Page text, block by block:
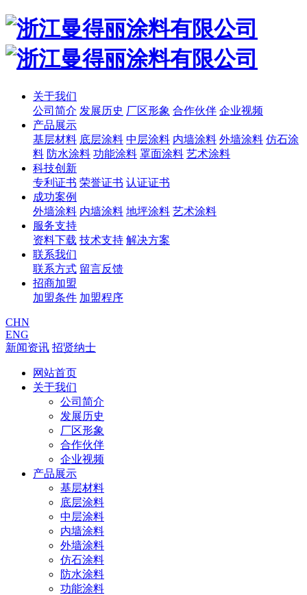
关于我们
公司简介 发展历史 厂区形象 合作伙伴 企业视频
产品展示
基层材料 底层涂料 中层涂料 内墙涂料 外墙涂料 仿石涂
料 防水涂料 功能涂料 罩面涂料 艺术涂料
科技创新
专利证书 荣誉证书 认证证书
成功案例
外墙涂料 内墙涂料 地坪涂料 艺术涂料
服务支持
资料下载 技术支持 解决方案
联系我们
联系方式 留言反馈
招商加盟
加盟条件 加盟程序
CHN
ENG
新闻资讯 招贤纳士
网站首页
关于我们
公司简介
发展历史
厂区形象
合作伙伴
企业视频
产品展示
基层材料
底层涂料
中层涂料
内墙涂料
外墙涂料
仿石涂料
防水涂料
功能涂料